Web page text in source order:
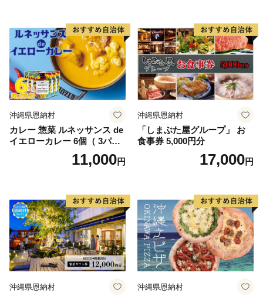
沖縄県恩納村
カレー 惣菜 ルネッサンス de
イエローカレー 6個（ 3パッ
ク × 2 ） セット｜ルネッサン
ス リゾート オキナワ11,000円
沖縄県恩納村
「しまぶた屋グループ」 お
食事券 5,000円分
17,000円
沖縄県恩納村 沖縄県恩納村